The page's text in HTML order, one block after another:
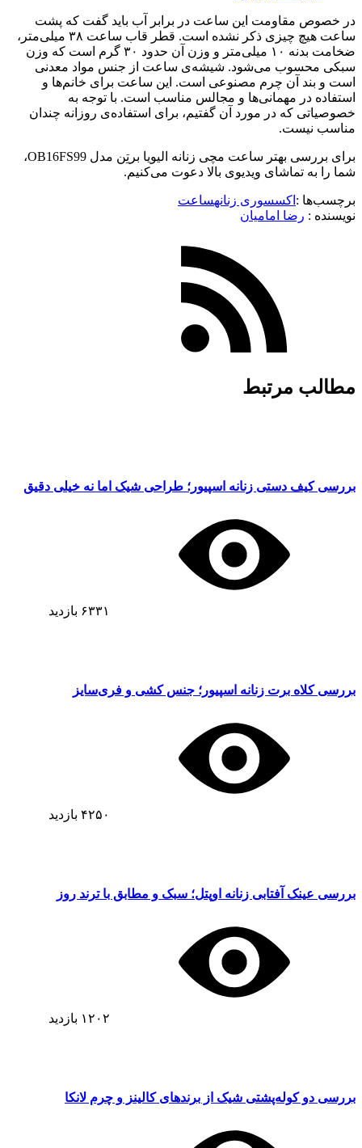
در خصوص مقاومت این ساعت در برابر آب باید گفت که پشت
ساعت هیچ چیزی ذکر نشده است. قطر قاب ساعت ۳۸ میلی‌متر،
ضخامت بدنه ۱۰ میلی‌متر و وزن آن حدود ۳۰ گرم است که وزن
سبکی محسوب می‌شود. شیشه‌ی ساعت از جنس مواد معدنی
است و بند آن چرم مصنوعی است. این ساعت برای خانم‌ها و
استفاده در مهمانی‌ها و مجالس مناسب است. با توجه به
خصوصیاتی که در مورد آن گفتیم، برای استفاده‌ی روزانه چندان
مناسب نیست.
برای بررسی بهتر ساعت مچی زنانه الیویا برتِن مدل OB16FS99،
شما را به تماشای ویدیوی بالا دعوت می‌کنیم.
برچسب‌ها : اکسسوری زنانهساعت
نویسنده :‌ رضا امامیان
مطالب مرتبط
بررسی کیف دستی زنانه اسپیور؛ طراحی شیک اما نه خیلی دقیق
۶۳۳۱ بازدید
بررسی کلاه برت زنانه اسپیور؛ جنس کشی و فری‌سایز
۴۲۵۰ بازدید
بررسی عینک آفتابی زنانه اوپتل؛ سبک و مطابق با ترند روز
۱۲۰۲ بازدید
بررسی دو کوله‌پشتی شیک از برندهای کالینز و چرم لانکا